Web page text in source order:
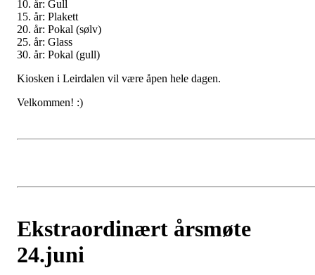
10. år: Gull
15. år: Plakett
20. år: Pokal (sølv)
25. år: Glass
30. år: Pokal (gull)
Kiosken i Leirdalen vil være åpen hele dagen.
Velkommen! :)
Ekstraordinært årsmøte
24.juni